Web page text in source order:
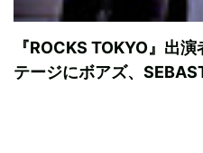
『ROCKS TOKYO』出
テージにボアズ、